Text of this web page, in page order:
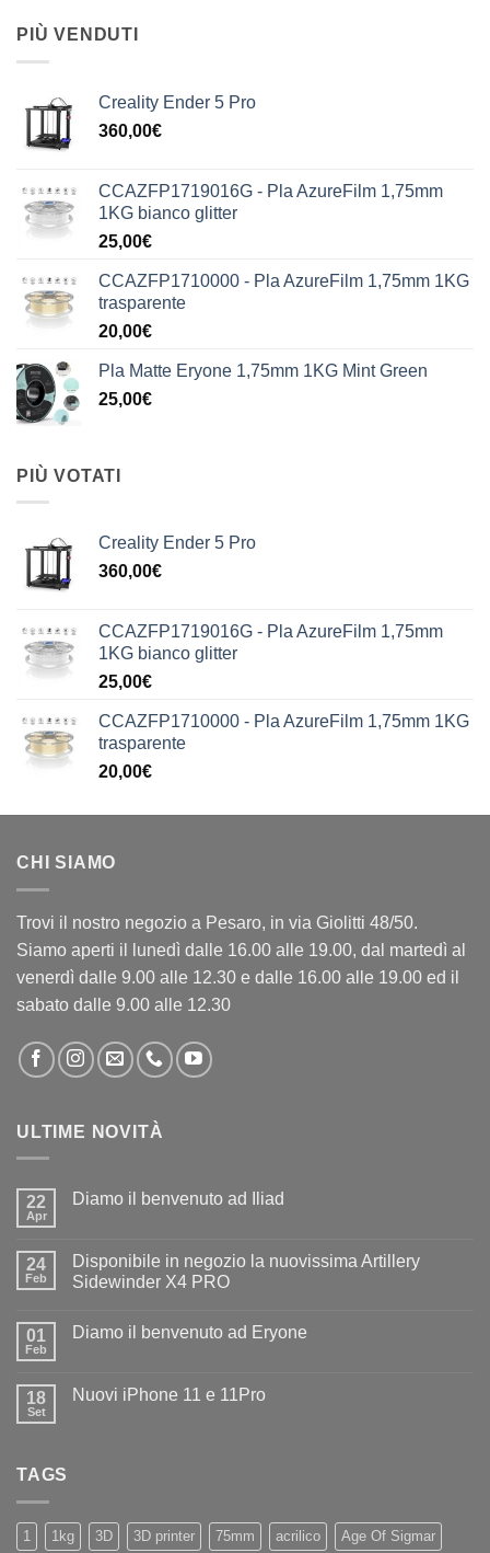
PIÙ VENDUTI
Creality Ender 5 Pro
360,00€
CCAZFP1719016G - Pla AzureFilm 1,75mm
1KG bianco glitter
25,00€
CCAZFP1710000 - Pla AzureFilm 1,75mm 1KG
trasparente
20,00€
Pla Matte Eryone 1,75mm 1KG Mint Green
25,00€
PIÙ VOTATI
Creality Ender 5 Pro
360,00€
CCAZFP1719016G - Pla AzureFilm 1,75mm
1KG bianco glitter
25,00€
CCAZFP1710000 - Pla AzureFilm 1,75mm 1KG
trasparente
20,00€
CHI SIAMO
Trovi il nostro negozio a Pesaro, in via Giolitti 48/50.
Siamo aperti il lunedì dalle 16.00 alle 19.00, dal martedì al
venerdì dalle 9.00 alle 12.30 e dalle 16.00 alle 19.00 ed il
sabato dalle 9.00 alle 12.30
ULTIME NOVITÀ
22
Apr
Diamo il benvenuto ad Iliad
Diamo
il
benvenuto
24
Feb
Disponibile in negozio la nuovissima Artillery
Sidewinder X4 PRO
su
la
nuovissima
01
Feb
Diamo il benvenuto ad Eryone
Diamo
18
Set
Nuovi iPhone 11 e 11Pro
TAGS
1 1kg 3D 3D printer 75mm acrilico Age Of Sigmar